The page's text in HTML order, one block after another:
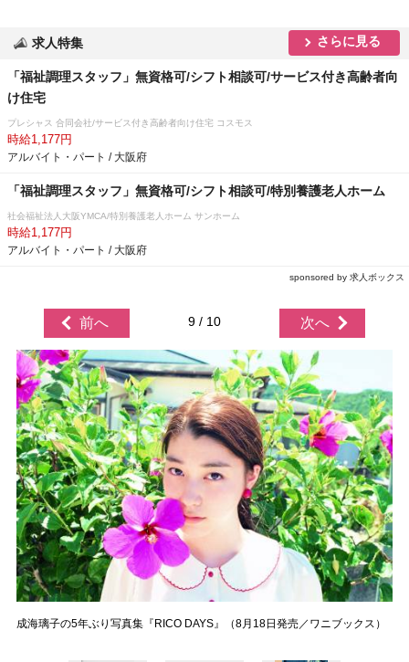
求人特集 さらに見る
「福祉調理スタッフ」無資格可/シフト相談可/サービス付き高齢者向
け住宅
プレシャス 合同会社/サービス付き高齢者向け住宅 コスモス
時給1,177円
アルバイト・パート / 大阪府
「福祉調理スタッフ」無資格可/シフト相談可/特別養護老人ホーム
社会福祉法人大阪YMCA/特別養護老人ホーム サンホーム
時給1,177円
アルバイト・パート / 大阪府
sponsored by 求人ボックス
前へ 9 / 10 次へ
成海璃子の5年ぶり写真集『RICO DAYS』（8月18日発売／ワニブックス）